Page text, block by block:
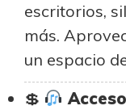
escritorios,
más.
un espacio